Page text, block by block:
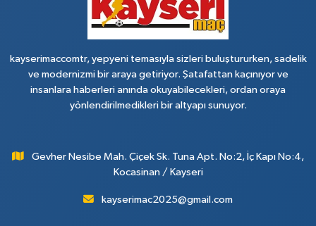
kayserimaccomtr, yepyeni temasıyla sizleri buluştururken, sadelik
ve modernizmi bir araya getiriyor. Şatafattan kaçınıyor ve
insanlara haberleri anında okuyabilecekleri, ordan oraya
yönlendirilmedikleri bir altyapı sunuyor.
Gevher Nesibe Mah. Çiçek Sk. Tuna Apt. No:2, İç Kapı No:4,
Kocasinan / Kayseri
kayserimac2025@gmail.com